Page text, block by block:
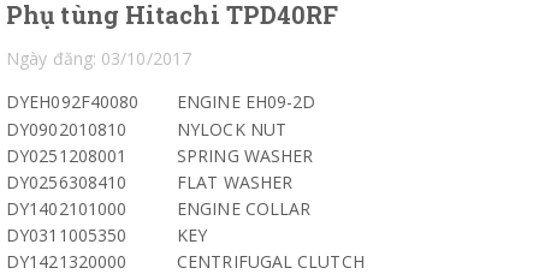
Phụ tùng Hitachi TPD40RF
Ngày đăng: 03/10/2017
DYEH092F40080
ENGINE EH09-2D
DY0902010810
NYLOCK NUT
DY0251208001
SPRING WASHER
DY0256308410
FLAT WASHER
DY1402101000
ENGINE COLLAR
DY0311005350
KEY
DY1421320000
CENTRIFUGAL CLUTCH